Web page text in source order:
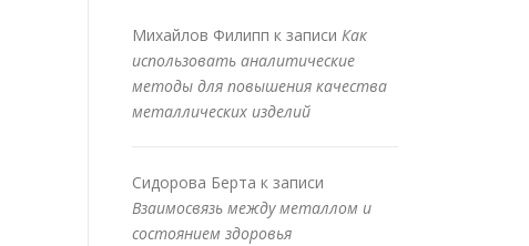
Михайлов Филипп к записи Как
использовать аналитические
методы для повышения качества
металлических изделий
Сидорова Берта к записи
Взаимосвязь между металлом и
состоянием здоровья